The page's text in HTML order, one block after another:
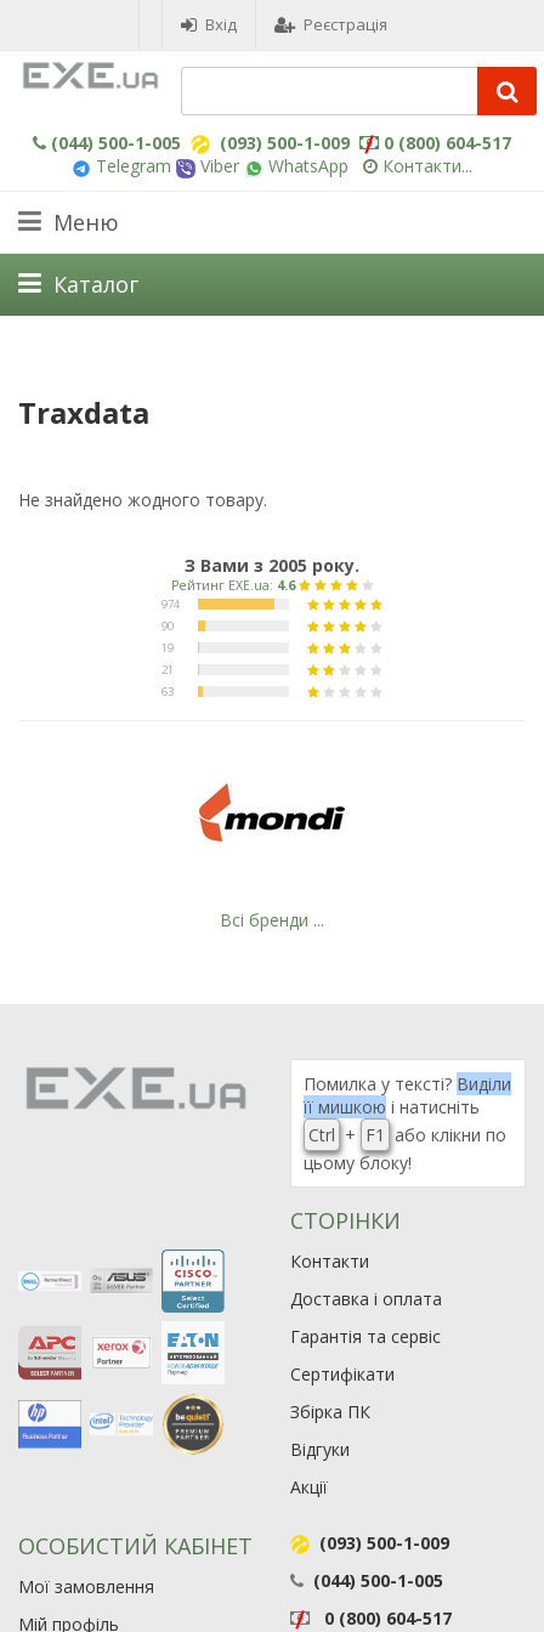
Вхід Реєстрація
(044) 500-1-005 (093) 500-1-009
0 (800) 604-517
Telegram
Viber WhatsApp Контакти...
Меню
Каталог
Traxdata
Не знайдено жодного товару.
З Вами з 2005 року.
Рейтинг EXE.ua:
974
90
63
Всі бренди ...
Помилка у тексті? Виділи
її мишкою і натисніть
Ctrl + F1
або клікни по
цьому блоку!
СТОРІНКИ
Контакти
Доставка і оплата
Гарантія та сервіс
Сертифікати
Збірка ПК
Відгуки
Акції
ОСОБИСТИЙ КАБІНЕТ
Мої замовлення
Мій профіль
(093) 500-1-009
(044) 500-1-005
0 (800) 604-517